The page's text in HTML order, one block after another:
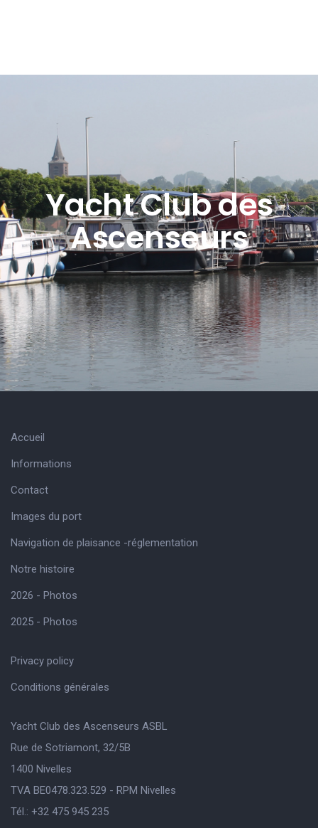
Yacht Club des
Ascenseurs
Accueil
Informations
Contact
Images du port
Navigation de plaisance -réglementation
Notre histoire
2026 - Photos
2025 - Photos
Privacy policy
Conditions générales
Yacht Club des Ascenseurs ASBL
Rue de Sotriamont, 32/5B
1400 Nivelles
TVA BE0478.323.529 - RPM Nivelles
Tél.: +32 475 945 235